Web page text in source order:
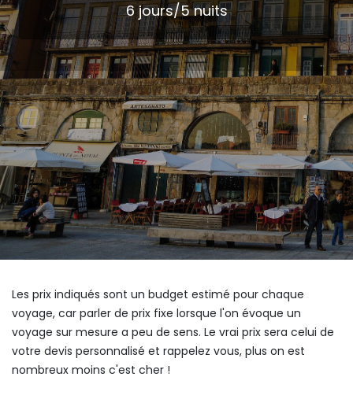
6 jours/5 nuits
Les prix indiqués sont un budget estimé pour chaque
voyage, car parler de prix fixe lorsque l'on évoque un
voyage sur mesure a peu de sens. Le vrai prix sera celui de
votre devis personnalisé et rappelez vous, plus on est
nombreux moins c'est cher !